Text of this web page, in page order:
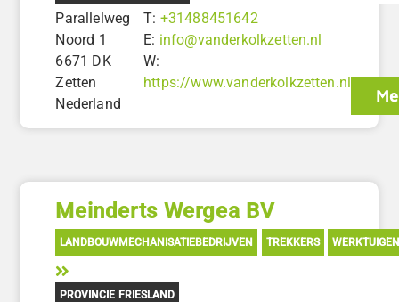
Parallelweg
Noord 1
6671 DK
Zetten
Nederland
T: +31488451642
E: info@vanderkolkzetten.nl
W:
https://www.vanderkolkzetten.nl
Meinderts Wergea BV
LANDBOUWMECHANISATIEBEDRIJVEN TREKKERS WERKTUIGEN
PROVINCIE FRIESLAND